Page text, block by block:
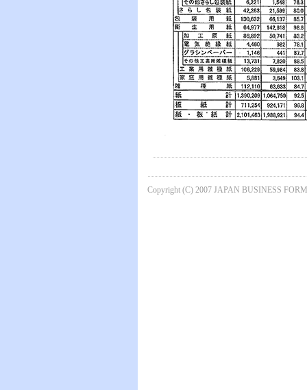
Copyright (C) 2007 JAPAN BUSINESS